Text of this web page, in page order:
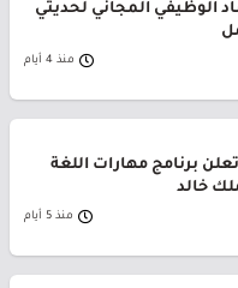
الوظيفي المجاني لحديثي
منذ 4 أيام
برنامج مهارات اللغة
خالد
منذ 5 أيام